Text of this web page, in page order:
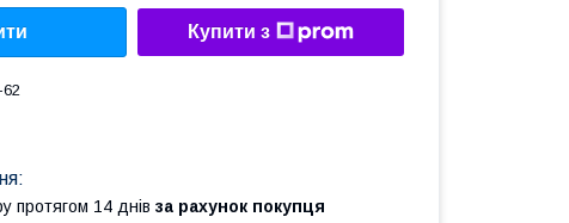
Купити з
62
протягом 14 днів за рахунок покупця